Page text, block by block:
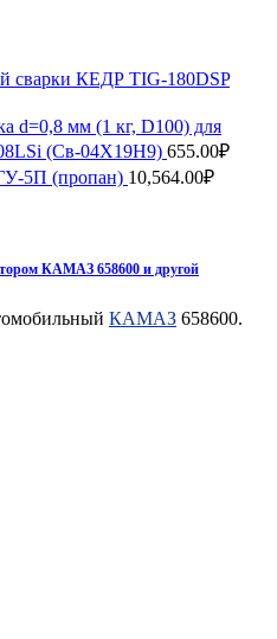
сварки КЕДР TIG-180DSP
d=0,8 мм (1 кг, D100) для
(Св-04Х19Н9) 655.00₽
5П (пропан) 10,564.00₽
КАМАЗ 658600 и другой
КАМАЗ 658600.